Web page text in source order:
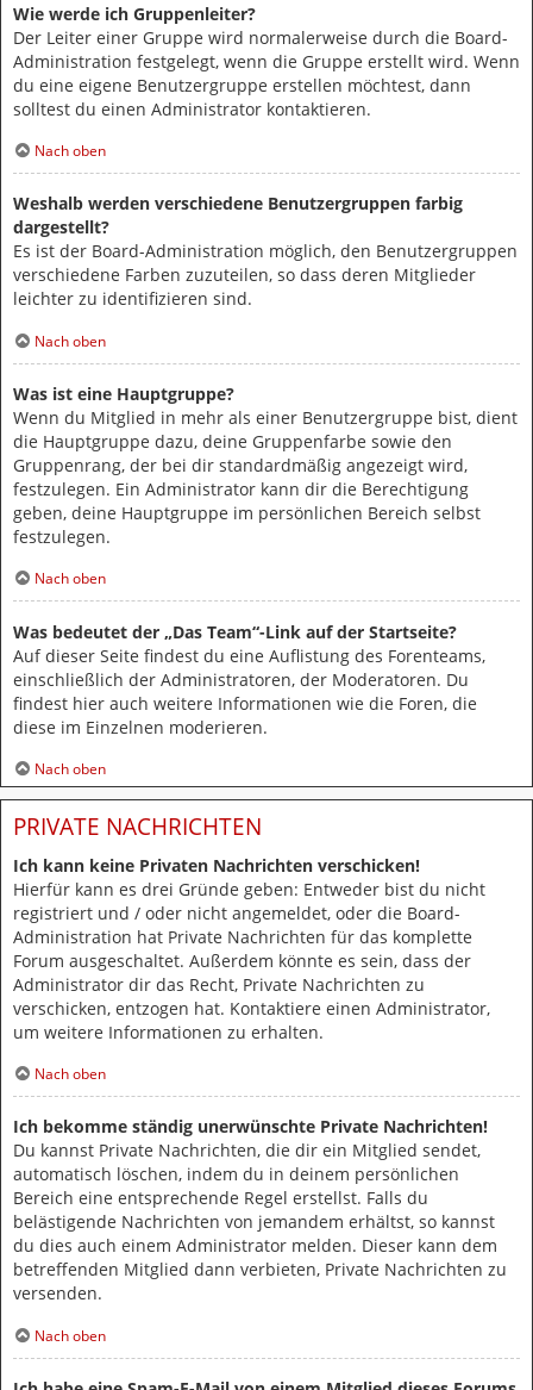
Wie werde ich Gruppenleiter?
Der Leiter einer Gruppe wird normalerweise durch die Board-
Administration festgelegt, wenn die Gruppe erstellt wird. Wenn
du eine eigene Benutzergruppe erstellen möchtest, dann
solltest du einen Administrator kontaktieren.
Nach oben
Weshalb werden verschiedene Benutzergruppen farbig
dargestellt?
Es ist der Board-Administration möglich, den Benutzergruppen
verschiedene Farben zuzuteilen, so dass deren Mitglieder
leichter zu identifizieren sind.
Nach oben
Was ist eine Hauptgruppe?
Wenn du Mitglied in mehr als einer Benutzergruppe bist, dient
die Hauptgruppe dazu, deine Gruppenfarbe sowie den
Gruppenrang, der bei dir standardmäßig angezeigt wird,
festzulegen. Ein Administrator kann dir die Berechtigung
geben, deine Hauptgruppe im persönlichen Bereich selbst
festzulegen.
Nach oben
Was bedeutet der „Das Team“-Link auf der Startseite?
Auf dieser Seite findest du eine Auflistung des Forenteams,
einschließlich der Administratoren, der Moderatoren. Du
findest hier auch weitere Informationen wie die Foren, die
diese im Einzelnen moderieren.
Nach oben
PRIVATE NACHRICHTEN
Ich kann keine Privaten Nachrichten verschicken!
Hierfür kann es drei Gründe geben: Entweder bist du nicht
registriert und / oder nicht angemeldet, oder die Board-
Administration hat Private Nachrichten für das komplette
Forum ausgeschaltet. Außerdem könnte es sein, dass der
Administrator dir das Recht, Private Nachrichten zu
verschicken, entzogen hat. Kontaktiere einen Administrator,
um weitere Informationen zu erhalten.
Nach oben
Ich bekomme ständig unerwünschte Private Nachrichten!
Du kannst Private Nachrichten, die dir ein Mitglied sendet,
automatisch löschen, indem du in deinem persönlichen
Bereich eine entsprechende Regel erstellst. Falls du
belästigende Nachrichten von jemandem erhältst, so kannst
du dies auch einem Administrator melden. Dieser kann dem
betreffenden Mitglied dann verbieten, Private Nachrichten zu
versenden.
Nach oben